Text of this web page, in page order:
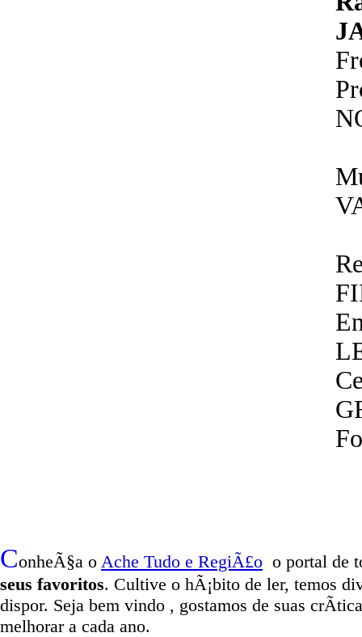
ConheÃ§a o Ache Tudo e RegiÃ£o o portal de
seus favoritos. Cultive o hÃ¡bito de ler, temos
dispor. Seja bem vindo , gostamos de suas
melhorar a cada ano.